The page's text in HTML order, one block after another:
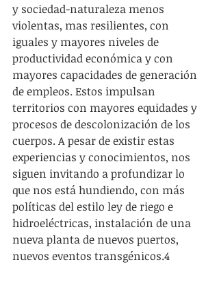
y sociedad-naturaleza menos
violentas, mas resilientes, con
iguales y mayores niveles de
productividad económica y con
mayores capacidades de generación
de empleos. Estos impulsan
territorios con mayores equidades y
procesos de descolonización de los
cuerpos. A pesar de existir estas
experiencias y conocimientos, nos
siguen invitando a profundizar lo
que nos está hundiendo, con más
políticas del estilo ley de riego e
hidroeléctricas, instalación de una
nueva planta de nuevos puertos,
nuevos eventos transgénicos.4